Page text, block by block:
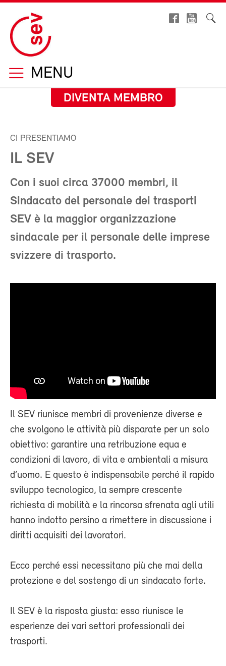
MENU
DIVENTA MEMBRO
CI PRESENTIAMO
IL SEV
Con i suoi circa 37000 membri, il
Sindacato del personale dei trasporti
SEV è la maggior organizzazione
sindacale per il personale delle imprese
svizzere di trasporto.
Il SEV riunisce membri di provenienze diverse e
che svolgono le attività più disparate per un solo
obiettivo: garantire una retribuzione equa e
condizioni di lavoro, di vita e ambientali a misura
d’uomo. E questo è indispensabile perché il rapido
sviluppo tecnologico, la sempre crescente
richiesta di mobilità e la rincorsa sfrenata agli utili
hanno indotto persino a rimettere in discussione i
diritti acquisiti dei lavoratori.
Ecco perché essi necessitano più che mai della
protezione e del sostengo di un sindacato forte.
Il SEV è la risposta giusta: esso riunisce le
esperienze dei vari settori professionali dei
trasporti.